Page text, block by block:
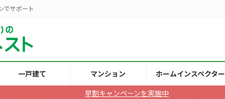
でサポート
一戸建て マンション ホームインスペクター
早割キャンペーンを実施中